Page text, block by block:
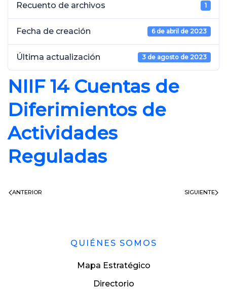
Recuento de archivos 1
Fecha de creación 6 de abril de 2023
Última actualización 3 de agosto de 2023
NIIF 14 Cuentas de
Diferimientos de
Actividades
Reguladas
ANTERIOR SIGUIENTE
QUIÉNES SOMOS
Mapa Estratégico
Directorio